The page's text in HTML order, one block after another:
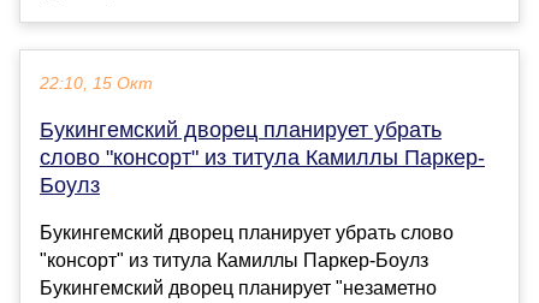
22:10, 15 Окт
Букингемский дворец планирует убрать
слово "консорт" из титула Камиллы Паркер-
Боулз
Букингемский дворец планирует убрать слово
"консорт" из титула Камиллы Паркер-Боулз
Букингемский дворец планирует "незаметно